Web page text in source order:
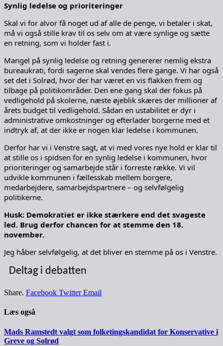
Synlig ledelse og prioriteringer
Skal vi for alvor få noget ud af alle de penge, vi betaler i skat,
må vi også stille krav til os selv om at være synlige og sætte
en retning, som vi holder fast i.
Mangel på synlig ledelse og retning genererer nemlig ekstra
bureaukrati, fordi sagerne skal vendes flere gange. Vi har også
set det i Solrød, hvor der har været en vis flakken frem og
tilbage på politikområder. Den ene gang skal der fokus på
vedligehold på skolerne, næste øjeblik skæres der millioner af
årets budget til vedligehold. Sådan en ustabilitet er dyr i
administrative omkostninger og efterlader borgerne med et
indtryk af, at der ikke er nogen klar ledelse i kommunen.
Derfor har vi i Venstre sagt, at vi med vores nye hold er klar til
at stille os i spidsen for en synlig ledelse i kommunen, hvor
prioriteringer og samarbejde står i forreste række. Vi vil
udvikle kommunen i fællesskab mellem borgere,
medarbejdere, samarbejdspartnere – og selvfølgelig
politikerne.
Husk: Demokratiet er ikke stærkere end det svageste
led. Brug derfor chancen for at stemme den 18.
november.
Jeg håber selvfølgelig, at det bliver en stemme på os i Venstre.
Deltag i debatten
Share. Facebook Twitter Email
Læs også
Mads Ramstedt valgt som folketingskandidat for Konservative i
Greve og Solrød